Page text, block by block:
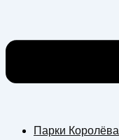
Парки Королёва